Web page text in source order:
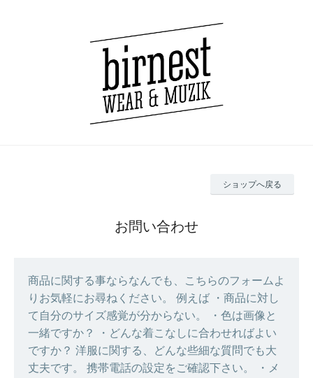
ショップへ戻る
お問い合わせ
商品に関する事ならなんでも、こちらのフォームよ
りお気軽にお尋ねください。 例えば ・商品に対し
て自分のサイズ感覚が分からない。 ・色は画像と
一緒ですか？ ・どんな着こなしに合わせればよい
ですか？ 洋服に関する、どんな些細な質問でも大
丈夫です。 携帯電話の設定をご確認下さい。 ・メ